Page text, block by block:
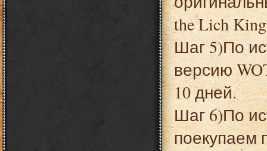
the Lich
Шаг 5)По
версию
10 дней.
Шаг 6)По
поекупаем